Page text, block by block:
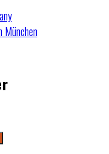
München